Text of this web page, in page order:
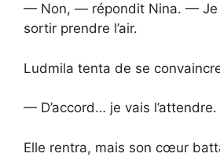
— Non, — répondit Nina. — Je
sortir prendre l’air.
Ludmila tenta de se
— D’accord… je vais l’attendre.
Elle rentra, mais son cœur